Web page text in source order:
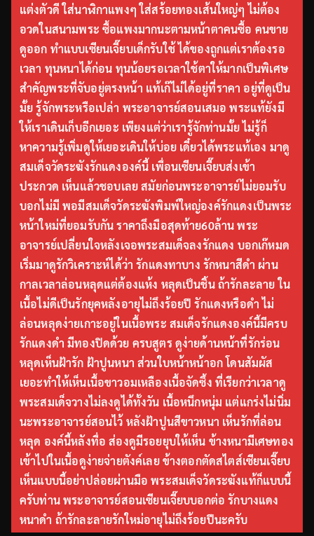
แต่งตัวดี ใส่นาฬิกาแพงๆ ใส่สร้อยทองเส้นใหญ่ๆ ไม่ต้อง
อวดในสนามพระ ซื้อแพงมากนะตามหน้าตาคนซื้อ คนขาย
ดูออก ทำแบบเซียนเจี๊ยบเด็กรับใช้ ได้ของถูกแต่เราต้องรอ
เวลา ทุนหนาได้ก่อน ทุนน้อยรอเวลาใช้ตาให้มากเป็นพิเศษ
สำคัญพระที่จับอยู่ตรงหน้า แท้เก๊ไม่ได้อยู่ที่ราคา อยู่ที่ดูเป็น
มั้ย รู้จักพระหรือเปล่า พระอาจารย์สอนเสมอ พระแท้ยังมี
ให้เราเดินเก็บอีกเยอะ เพียงแต่ว่าเรารู้จักท่านมั้ย ไม่รู้ก็
หาความรู้เพิ่มดูให้เยอะเดินให้บ่อย เดี๋ยวได้พระแท้เอง มาดู
สมเด็จวัดระฆังรักแดงองค์นี้ เพื่อนเซียนเจี๊ยบส่งเข้า
ประกวด เห็นแล้วชอบเลย สมัยก่อนพระอาจารย์ไม่ยอมรับ
บอกไม่มี พอมีสมเด็จวัดระฆังพิมพ์ใหญ่องค์รักแดงเป็นพระ
หน้าใหม่ที่ยอมรับกัน ราคาถึงมือสุดท้าย60ล้าน พระ
อาจารย์เปลี่ยนใจหลังเจอพระสมเด็จลงรักแดง บอกเก๊หมด
เริ่มมาดูรักวิเคราะห์ได้ว่า รักแดงทาบาง รักหนาสีดำ ผ่าน
กาลเวลาล่อนหลุดแต่ต้องแห้ง หลุดเป็นชิ้น ถ้ารักละลาย ใน
เนื้อไม่ดีเป็นรักยุคหลังอายุไม่ถึงร้อยปี รักแดงหรือดำ ไม่
ล่อนหลุดง่ายเกาะอยู่ในเนื้อพระ สมเด็จรักแดงองค์นี้มีครบ
รักแดงดำ มีทองปิดด้วย ครบสูตร ดูง่ายด้านหน้าที่รักร่อน
หลุดเห็นฝ้ารัก ฝ้าปูนหนา ส่วนใบหน้าหน้าอก โดนสัมผัส
เยอะทำให้เห็นเนื้อขาวอมเหลืองเนื้อจัดซึ้ง ที่เรียกว่าเวลาดู
พระสมเด็จวางไม่ลงดูได้ทั้งวัน เนื้อหนึกหนุ่ม แต่แกร่งไม่นิ่ม
นะพระอาจารย์สอนไว้ หลังฝ้าปูนสีขาวหนา เห็นรักที่ล่อน
หลุด องค์นี้หลังทื่อ ส่องดูมีรอยยุบให้เห็น ข้างหนามีเศษทอง
เข้าไปในเนื้อดูง่ายจ่ายตังค์เลย ข้างตอกตัดสไตส์เซียนเจี๊ยบ
เห็นแบบนี้อย่าปล่อยผ่านมือ พระสมเด็จวัดระฆังแท้ก็แบบนี้
ครับท่าน พระอาจารย์สอนเซียนเจี๊ยบบอกต่อ รักบางแดง
หนาดำ ถ้ารักละลายรักใหม่อายุไม่ถึงร้อยปีนะครับ